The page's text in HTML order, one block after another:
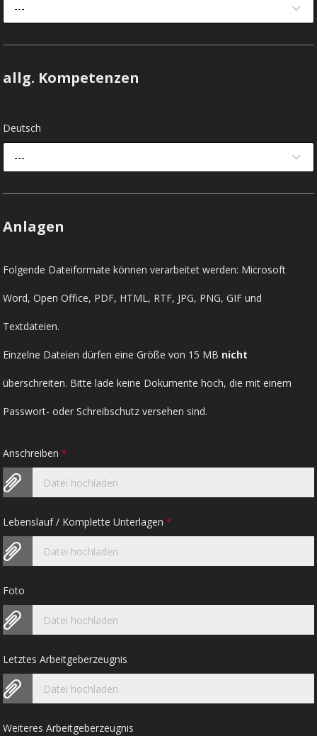
---
allg. Kompetenzen
Deutsch
---
Anlagen
Folgende Dateiformate können verarbeitet werden: Microsoft
Word, Open Office, PDF, HTML, RTF, JPG, PNG, GIF und
Textdateien.
Einzelne Dateien dürfen eine Größe von 15 MB nicht
überschreiten. Bitte lade keine Dokumente hoch, die mit einem
Passwort- oder Schreibschutz versehen sind.
Anschreiben*
Datei hochladen
Lebenslauf / Komplette Unterlagen*
Datei hochladen
Foto
Datei hochladen
Letztes Arbeitgeberzeugnis
Datei hochladen
Weiteres Arbeitgeberzeugnis